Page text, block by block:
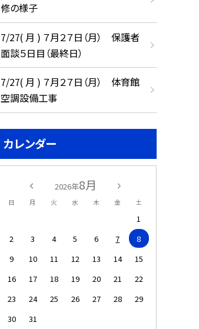
修の様子
7/27( 月 ) ７月２７日（月） 保護者
面談５日目（最終日）
7/27( 月 ) ７月２７日（月） 体育館
空調設備工事
カレンダー
2026年8月
日 月 火 水 木 金 土
1
2
3 4 5 6 7
8
9
10 11 12 13 14
15
16
17 18 19 20 21
22
23
24 25 26 27 28
29
30
31